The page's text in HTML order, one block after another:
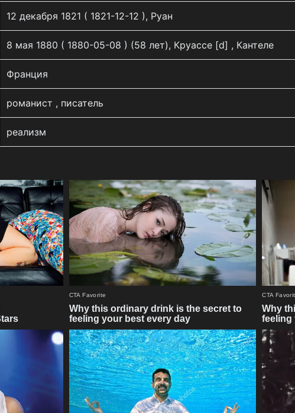
12 декабря 1821 ( 1821-12-12 ), Руан
8 мая 1880 ( 1880-05-08 ) (58 лет), Круассе [d] , Кантеле
Франция
романист , писатель
реализм